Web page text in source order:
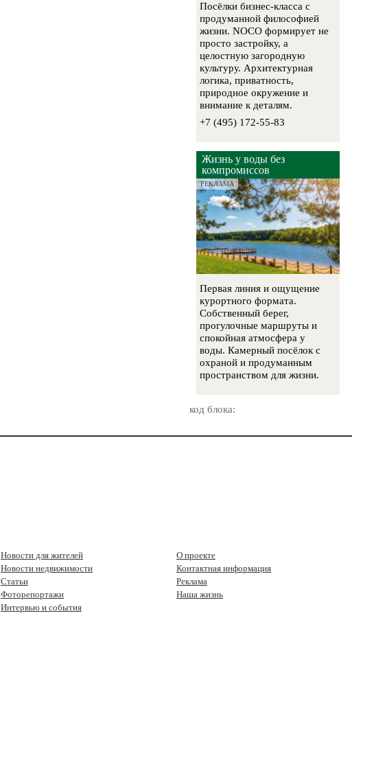
Посёлки бизнес-класса с
продуманной философией
жизни. NOCO формирует не
просто застройку, а
целостную загородную
культуру. Архитектурная
логика, приватность,
природное окружение и
внимание к деталям.
+7 (495) 172-55-83
Жизнь у воды без
компромиссов
РЕКЛАМА
Первая линия и ощущение
курортного формата.
Собственный берег,
прогулочные маршруты и
спокойная атмосфера у
воды. Камерный посёлок с
охраной и продуманным
пространством для жизни.
код блока:
Новости для жителей
Новости недвижимости
Статьи
Фоторепортажи
Интервью и события
О проекте
Контактная информация
Реклама
Наша жизнь